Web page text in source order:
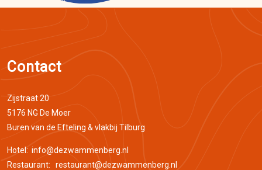
Contact
Zijstraat 20
5176 NG De Moer
Buren van de Efteling & vlakbij Tilburg
Hotel: info@dezwammenberg.nl
Restaurant:
restaurant@dezwammenberg.nl